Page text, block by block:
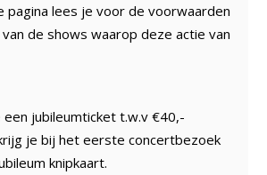
pagina lees je voor de voorwaarden
de shows waarop deze actie van
een jubileumticket t.w.v €40,-
je bij het eerste concertbezoek
knipkaart.